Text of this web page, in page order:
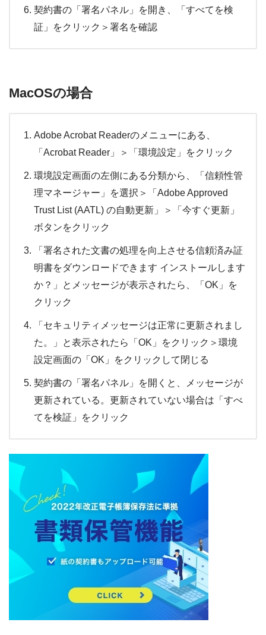
契約書の「署名パネル」を開き、「すべてを検
証」をクリック＞署名を確認
MacOSの場合
Adobe Acrobat Readerのメニューにある、
「Acrobat Reader」＞「環境設定」をクリック
環境設定画面の左側にある分類から、「信頼性管
理マネージャー」を選択＞「Adobe Approved
Trust List (AATL) の自動更新」＞「今すぐ更新」
ボタンをクリック
「署名された文書の処理を向上させる信頼済み証
明書をダウンロードできます インストールします
か？」とメッセージが表示されたら、「OK」を
クリック
「セキュリティメッセージは正常に更新されまし
た。」と表示されたら「OK」をクリック＞環境
設定画面の「OK」をクリックして閉じる
契約書の「署名パネル」を開くと、メッセージが
更新されている。更新されていない場合は「すべ
てを検証」をクリック